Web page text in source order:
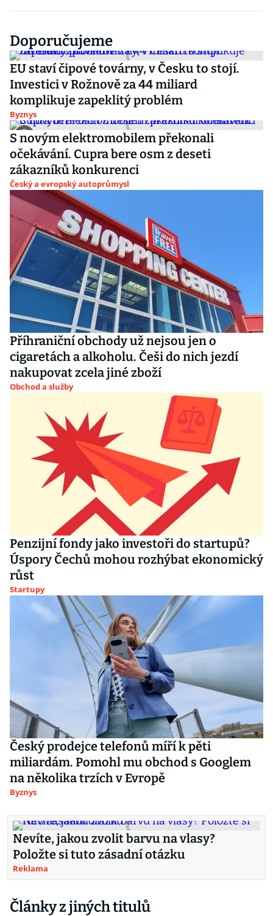
Doporučujeme
EU staví čipové továrny, v Česku to stojí.
Investici v Rožnově za 44 miliard
komplikuje zapeklitý problém
Byznys
S novým elektromobilem překonali
očekávání. Cupra bere osm z deseti
zákazníků konkurenci
Český a evropský autoprůmysl
Příhraniční obchody už nejsou jen o
cigaretách a alkoholu. Češi do nich jezdí
nakupovat zcela jiné zboží
Obchod a služby
Penzijní fondy jako investoři do startupů?
Úspory Čechů mohou rozhýbat ekonomický
růst
Startupy
Český prodejce telefonů míří k pěti
miliardám. Pomohl mu obchod s Googlem
na několika trzích v Evropě
Byznys
Nevíte, jakou zvolit barvu na vlasy?
Položte si tuto zásadní otázku
Reklama
Články z jiných titulů